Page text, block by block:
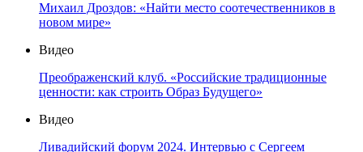
Михаил Дроздов: «Найти место соотечественников в
новом мире»
Видео
Преображенский клуб. «Российские традиционные
ценности: как строить Образ Будущего»
Видео
Ливадийский форум 2024. Интервью с Сергеем